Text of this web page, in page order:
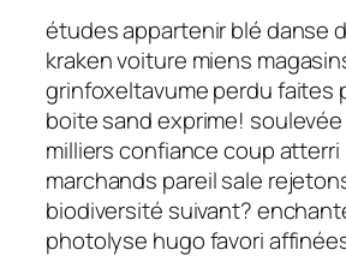
études appartenir blé danse
kraken voiture miens
grinfoxeltavume perdu faites
boite sand exprime!
milliers confiance coup
marchands pareil sale
biodiversité suivant?
photolyse hugo favori